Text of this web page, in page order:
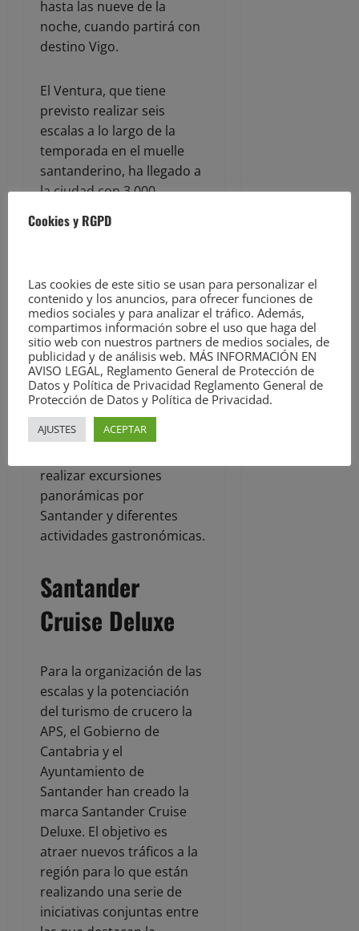
hasta las nueve de la
noche, cuando partirá con
destino Vigo.
El Ventura, que tiene
previsto realizar seis
escalas a lo largo de la
temporada en el muelle
santanderino, ha llegado a
la ciudad con 3.000
mayoría británicos, y 1.150
Una parte importante de
los cruceristas que han
llegado hoy a Santander
están aprovechando su
estancia en el puerto para
conocer distintos puntos
de Cantabria como
Cabárceno, Comillas o
realizar excursiones
panorámicas por
Santander y diferentes
actividades gastronómicas.
Santander
Cruise Deluxe
Para la organización de las
escalas y la potenciación
del turismo de crucero la
APS, el Gobierno de
Cantabria y el
Ayuntamiento de
Santander han creado la
marca Santander Cruise
Deluxe. El objetivo es
atraer nuevos tráficos a la
región para lo que están
realizando una serie de
iniciativas conjuntas entre
Cookies y RGPD
Las cookies de este sitio se usan para personalizar el
contenido y los anuncios, para ofrecer funciones de
medios sociales y para analizar el tráfico. Además,
compartimos información sobre el uso que haga del
sitio web con nuestros partners de medios sociales, de
publicidad y de análisis web. MÁS INFORMACIÓN EN
AVISO LEGAL, Reglamento General de Protección de
Datos y Política de Privacidad Reglamento General de
Protección de Datos y Política de Privacidad.
AJUSTES ACEPTAR